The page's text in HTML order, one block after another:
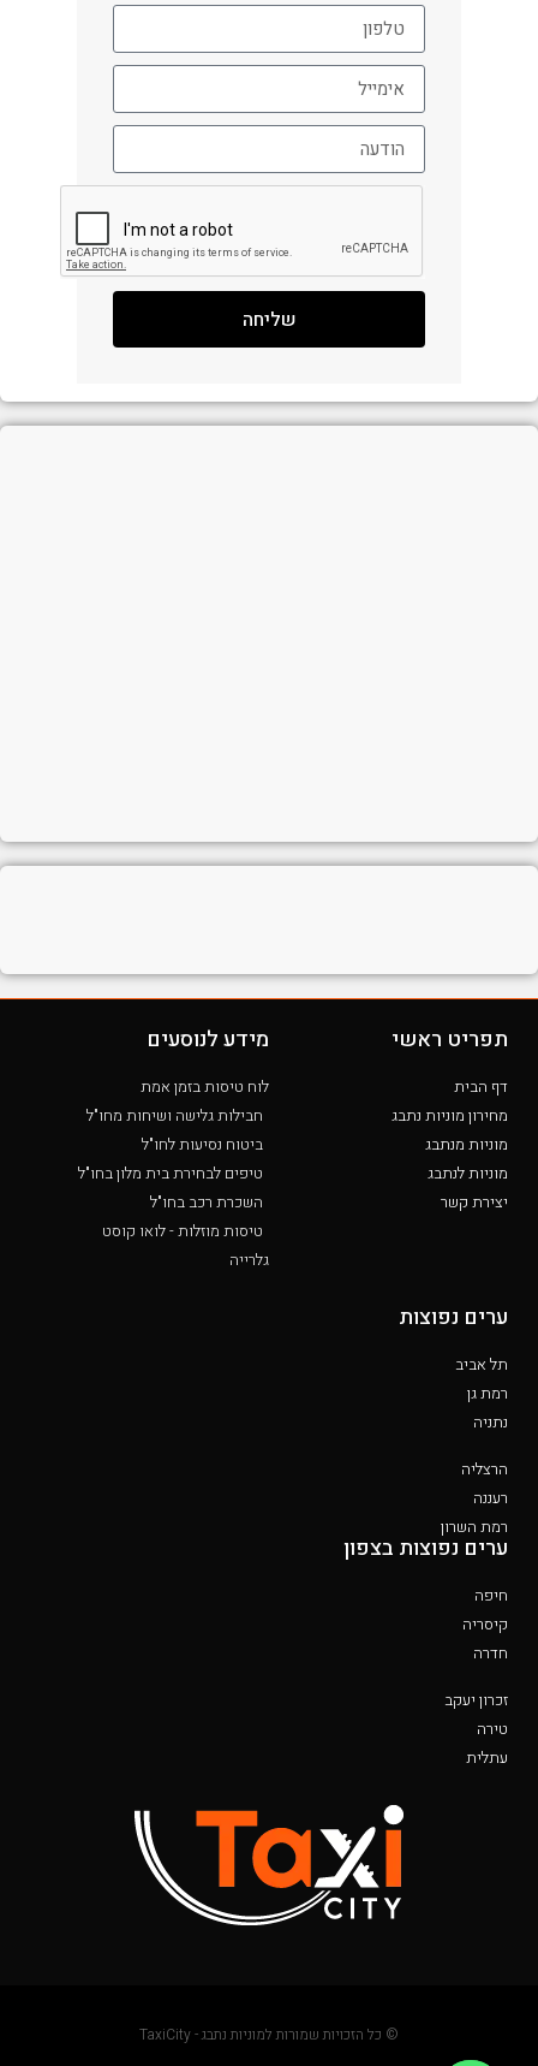
שליחה
תפריט ראשי
דף הבית
מחירון מוניות נתבג
מוניות מנתבג
מוניות לנתבג
יצירת קשר
מידע לנוסעים
לוח טיסות בזמן אמת
חבילות גלישה ושיחות מחו"ל
ביטוח נסיעות לחו"ל
טיפים לבחירת בית מלון בחו"ל
השכרת רכב בחו"ל
טיסות מוזלות - לואו קוסט
גלרייה
ערים נפוצות
תל אביב
רמת גן
נתניה
הרצליה
רעננה
רמת השרון
ערים נפוצות בצפון
חיפה
קיסריה
חדרה
זכרון יעקב
טירה
עתלית
© כל הזכויות שמורות למוניות נתבג - TaxiCity